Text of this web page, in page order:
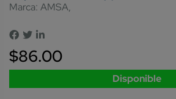
Marca: AMSA
$86.00
Disponible